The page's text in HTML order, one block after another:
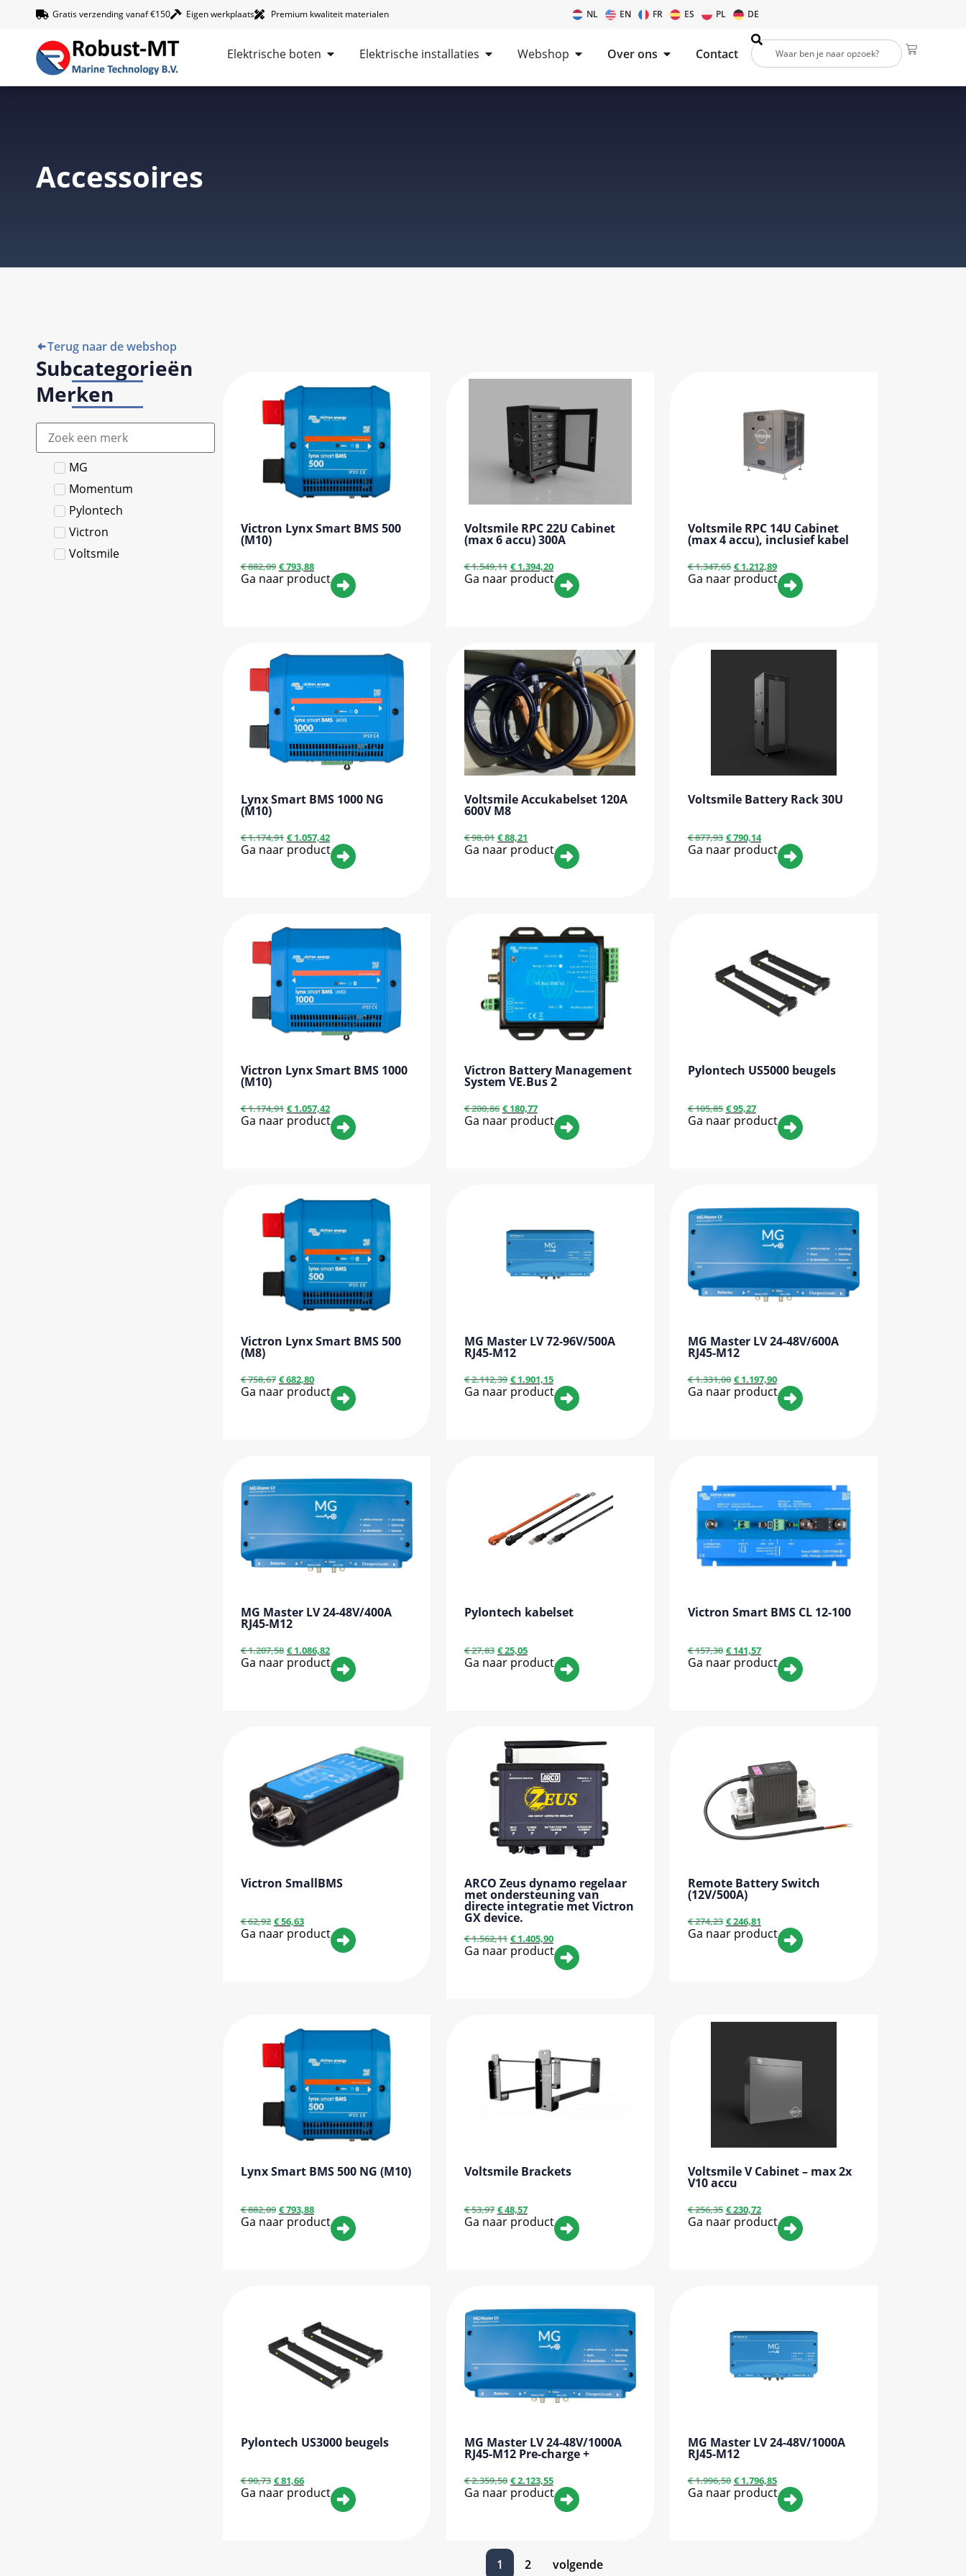
Gratis verzending vanaf €150 Eigen werkplaats Premium kwaliteit materialen NL EN FR ES PL DE
Elektrische boten Elektrische installaties Webshop Over ons Contact
Accessoires
Terug naar de webshop
Subcategorieën
Merken
MG
Momentum
Pylontech
Victron
Voltsmile
Victron Lynx Smart BMS 500
(M10)
€882,09 €793,88
Ga naar product
Voltsmile RPC 22U Cabinet
(max 6 accu) 300A
€1.549,11 €1.394,20
Ga naar product
Voltsmile RPC 14U Cabinet
(max 4 accu), inclusief kabel
€1.347,65 €1.212,89
Ga naar product
Lynx Smart BMS 1000 NG
(M10)
€1.174,91 €1.057,42
Ga naar product
Voltsmile Accukabelset 120A
600V M8
€98,01 €88,21
Ga naar product
Voltsmile Battery Rack 30U
€877,93 €790,14
Ga naar product
Victron Lynx Smart BMS 1000
(M10)
€1.174,91 €1.057,42
Ga naar product
Victron Battery Management
System VE.Bus 2
€200,86 €180,77
Ga naar product
Pylontech US5000 beugels
€105,85 €95,27
Ga naar product
Victron Lynx Smart BMS 500
(M8)
€758,67 €682,80
Ga naar product
MG Master LV 72-96V/500A
RJ45-M12
€2.112,39 €1.901,15
Ga naar product
MG Master LV 24-48V/600A
RJ45-M12
€1.331,00 €1.197,90
Ga naar product
MG Master LV 24-48V/400A
RJ45-M12
€1.207,58 €1.086,82
Ga naar product
Pylontech kabelset
€27,83 €25,05
Ga naar product
Victron Smart BMS CL 12-100
€157,30 €141,57
Ga naar product
Victron SmallBMS
€62,92 €56,63
Ga naar product
ARCO Zeus dynamo regelaar
met ondersteuning van
directe integratie met Victron
GX device.
€1.562,11 €1.405,90
Ga naar product
Remote Battery Switch
(12V/500A)
€274,23 €246,81
Ga naar product
Lynx Smart BMS 500 NG (M10)
€882,09 €793,88
Ga naar product
Voltsmile Brackets
€53,97 €48,57
Ga naar product
Voltsmile V Cabinet – max 2x
V10 accu
€256,35 €230,72
Ga naar product
Pylontech US3000 beugels
€90,73 €81,66
Ga naar product
MG Master LV 24-48V/1000A
RJ45-M12 Pre-charge +
€2.359,50 €2.123,55
Ga naar product
MG Master LV 24-48V/1000A
RJ45-M12
€1.996,50 €1.796,85
Ga naar product
1 2 volgende